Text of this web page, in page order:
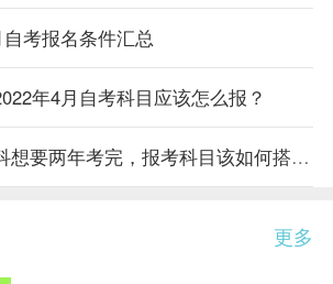
考报名条件汇总
年4月自考科目应该怎么报？
自考汉语言本科想要两年考完，报考科目该如何搭配？
更多